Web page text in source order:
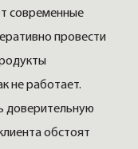
современные
провести
не работает.
доверительную
обстоят